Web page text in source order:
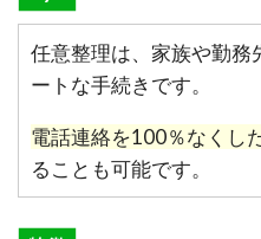
任意整理は、家族や勤務
ートな手続きです。
電話連絡を100％なくし
ることも可能です。